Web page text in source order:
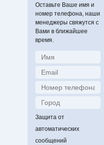
Оставьте Ваше имя и
номер телефона, наши
менеджеры свяжутся с
Вами в ближайшее
время.
Защита от
автоматических
сообщений